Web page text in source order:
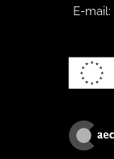
E-mail: